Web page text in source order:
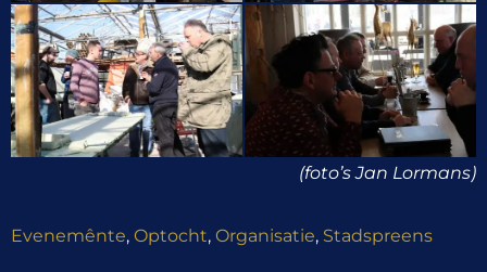
(foto’s Jan Lormans)
Evenemênte, Optocht, Organisatie, Stadspreens